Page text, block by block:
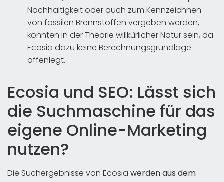
Nachhaltigkeit oder auch zum Kennzeichnen
von fossilen Brennstoffen vergeben werden,
könnten in der Theorie willkürlicher Natur sein, da
Ecosia dazu keine Berechnungsgrundlage
offenlegt.
Ecosia und SEO: Lässt sich
die Suchmaschine für das
eigene Online-Marketing
nutzen?
Die Suchergebnisse von Ecosia werden aus dem